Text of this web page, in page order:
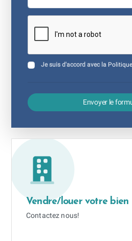
Je suis d'accord avec la
Envoyer le
Vendre/louer votre bien
Contactez nous!